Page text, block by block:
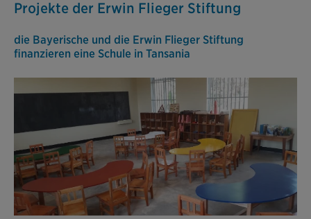
Projekte der Erwin Flieger Stiftung
die Bayerische und die Erwin Flieger Stiftung
finanzieren eine Schule in Tansania